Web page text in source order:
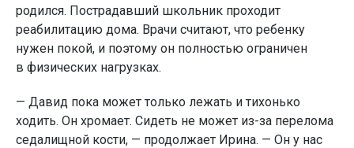
родился. Пострадавший школьник проходит
реабилитацию дома. Врачи считают, что ребенку
нужен покой, и поэтому он полностью ограничен
в физических нагрузках.
— Давид пока может только лежать и тихонько
ходить. Он хромает. Сидеть не может из-за перелома
седалищной кости, — продолжает Ирина. — Он у нас